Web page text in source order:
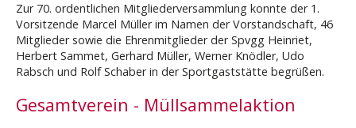
Zur 70. ordentlichen Mitgliederversammlung konnte der 1.
Vorsitzende Marcel Müller im Namen der Vorstandschaft, 46
Mitglieder sowie die Ehrenmitglieder der Spvgg Heinriet,
Herbert Sammet, Gerhard Müller, Werner Knödler, Udo
Rabsch und Rolf Schaber in der Sportgaststätte begrüßen.
Gesamtverein - Müllsammelaktion